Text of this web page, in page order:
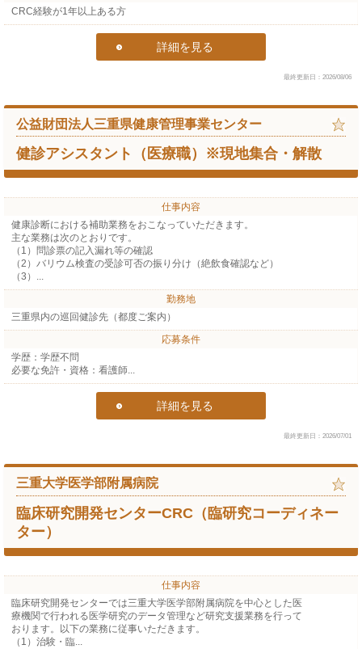
CRC経験が1年以上ある方
詳細を見る
最終更新日：2026/08/06
公益財団法人三重県健康管理事業センター
健診アシスタント（医療職）※現地集合・解散
仕事内容
健康診断における補助業務をおこなっていただきます。
主な業務は次のとおりです。
（1）問診票の記入漏れ等の確認
（2）バリウム検査の受診可否の振り分け（絶飲食確認など）
（3）...
勤務地
三重県内の巡回健診先（都度ご案内）
応募条件
学歴：学歴不問
必要な免許・資格：看護師...
詳細を見る
最終更新日：2026/07/01
三重大学医学部附属病院
臨床研究開発センターCRC（臨研究コーディネー
ター）
仕事内容
臨床研究開発センターでは三重大学医学部附属病院を中心とした医
療機関で行われる医学研究のデータ管理など研究支援業務を行って
おります。以下の業務に従事いただきます。
（1）治験・臨...